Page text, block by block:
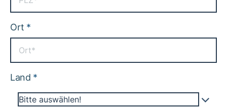
Ort *
Land *
Bitte auswählen!